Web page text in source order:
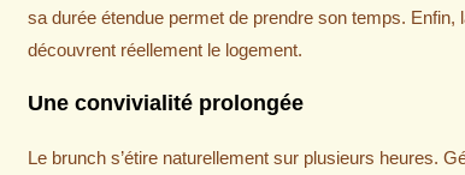
sa durée étendue permet de prendre son temps.
découvrent réellement le logement.
Une convivialité prolongée
Le brunch s’étire naturellement sur plusieurs heures.